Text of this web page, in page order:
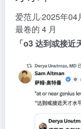
爱范儿·2025年04
最卷的 4 月
「o3 达到或接近